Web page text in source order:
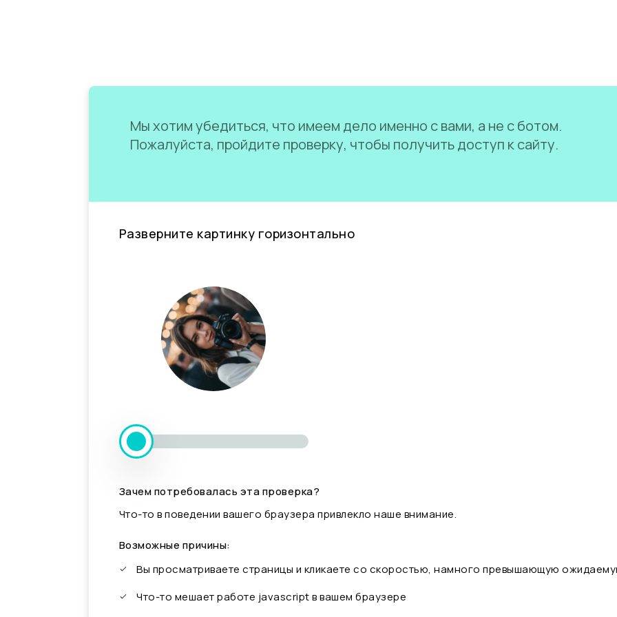
Мы хотим убедиться, что имеем дело именно с вами, а не с ботом.
Пожалуйста, пройдите проверку, чтобы получить доступ к сайту.
Разверните картинку горизонтально
Зачем потребовалась эта проверка?
Что-то в поведении вашего браузера привлекло наше внимание.
Возможные причины:
Вы просматриваете страницы и кликаете со скоростью, намного превышающую
Что-то мешает работе javascript в вашем браузере